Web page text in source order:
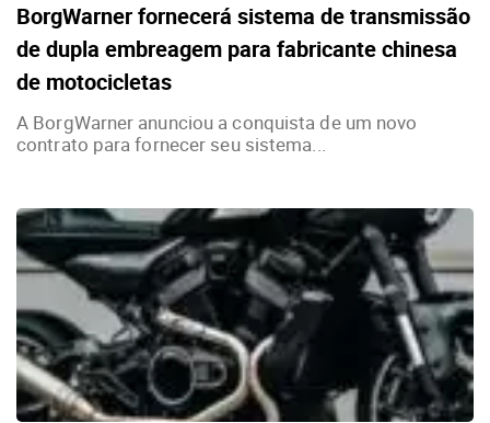
BorgWarner fornecerá sistema de transmissão
de dupla embreagem para fabricante chinesa
de motocicletas
A BorgWarner anunciou a conquista de um novo
contrato para fornecer seu sistema...